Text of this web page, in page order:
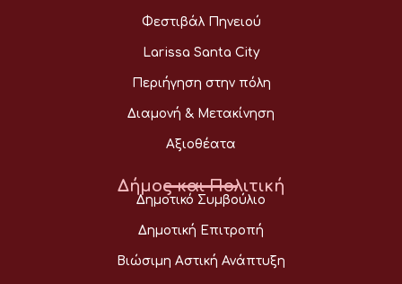
Φεστιβάλ Πηνειού
Larissa Santa City
Περιήγηση στην πόλη
Διαμονή & Μετακίνηση
Αξιοθέατα
Δήμος και Πολιτική
Δημοτικό Συμβούλιο
Δημοτική Επιτροπή
Βιώσιμη Αστική Ανάπτυξη